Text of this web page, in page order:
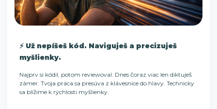
⚡ Už nepíšeš kód. Naviguješ a precizuješ
myšlienky.
Najprv si kódil, potom reviewoval. Dnes čoraz viac len diktuješ
zámer. Tvoja práca sa presúva z klávesnice do hlavy. Technicky
sa blížime k rýchlosti myšlienky.